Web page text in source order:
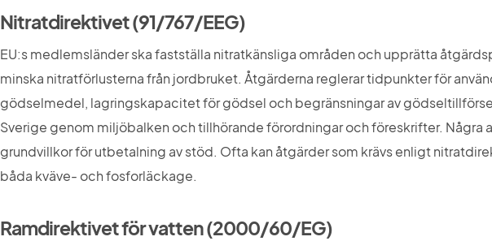
Nitratdirektivet (91/767/EEG)
EU:s medlemsländer ska fastställa nitratkänsliga områden och upprätta
minska nitratförlusterna från jordbruket. Åtgärderna reglerar tidpunkter för
gödselmedel, lagringskapacitet för gödsel och begränsningar av
Sverige genom miljöbalken och tillhörande förordningar och föreskrifter. Några
grundvillkor för utbetalning av stöd. Ofta kan åtgärder som krävs enligt
båda kväve- och fosforläckage.
Ramdirektivet för vatten (2000/60/EG)